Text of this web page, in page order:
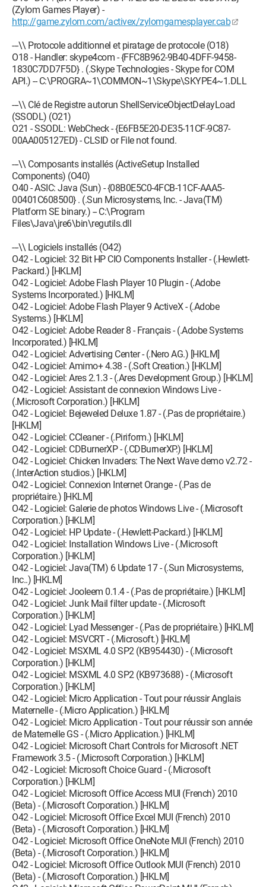
(Zylom Games Player) -
http://game.zylom.com/activex/zylomgamesplayer.cab
---\\ Protocole additionnel et piratage de protocole (O18)
O18 - Handler: skype4com - {FFC8B962-9B40-4DFF-9458-
1830C7DD7F5D} . (.Skype Technologies - Skype for COM
API.) -- C:\PROGRA~1\COMMON~1\Skype\SKYPE4~1.DLL
---\\ Clé de Registre autorun ShellServiceObjectDelayLoad
(SSODL) (O21)
O21 - SSODL: WebCheck - {E6FB5E20-DE35-11CF-9C87-
00AA005127ED} - CLSID or File not found.
---\\ Composants installés (ActiveSetup Installed
Components) (O40)
O40 - ASIC: Java (Sun) - {08B0E5C0-4FCB-11CF-AAA5-
00401C608500} . (.Sun Microsystems, Inc. - Java(TM)
Platform SE binary.) -- C:\Program
Files\Java\jre6\bin\regutils.dll
---\\ Logiciels installés (O42)
O42 - Logiciel: 32 Bit HP CIO Components Installer - (.Hewlett-
Packard.) [HKLM]
O42 - Logiciel: Adobe Flash Player 10 Plugin - (.Adobe
Systems Incorporated.) [HKLM]
O42 - Logiciel: Adobe Flash Player 9 ActiveX - (.Adobe
Systems.) [HKLM]
O42 - Logiciel: Adobe Reader 8 - Français - (.Adobe Systems
Incorporated.) [HKLM]
O42 - Logiciel: Advertising Center - (.Nero AG.) [HKLM]
O42 - Logiciel: Amimo+ 4.38 - (.Soft Creation.) [HKLM]
O42 - Logiciel: Ares 2.1.3 - (.Ares Development Group.) [HKLM]
O42 - Logiciel: Assistant de connexion Windows Live -
(.Microsoft Corporation.) [HKLM]
O42 - Logiciel: Bejeweled Deluxe 1.87 - (.Pas de propriétaire.)
[HKLM]
O42 - Logiciel: CCleaner - (.Piriform.) [HKLM]
O42 - Logiciel: CDBurnerXP - (.CDBurnerXP.) [HKLM]
O42 - Logiciel: Chicken Invaders: The Next Wave demo v2.72 -
(.InterAction studios.) [HKLM]
O42 - Logiciel: Connexion Internet Orange - (.Pas de
propriétaire.) [HKLM]
O42 - Logiciel: Galerie de photos Windows Live - (.Microsoft
Corporation.) [HKLM]
O42 - Logiciel: HP Update - (.Hewlett-Packard.) [HKLM]
O42 - Logiciel: Installation Windows Live - (.Microsoft
Corporation.) [HKLM]
O42 - Logiciel: Java(TM) 6 Update 17 - (.Sun Microsystems,
Inc..) [HKLM]
O42 - Logiciel: Jooleem 0.1.4 - (.Pas de propriétaire.) [HKLM]
O42 - Logiciel: Junk Mail filter update - (.Microsoft
Corporation.) [HKLM]
O42 - Logiciel: Lyad Messenger - (.Pas de propriétaire.) [HKLM]
O42 - Logiciel: MSVCRT - (.Microsoft.) [HKLM]
O42 - Logiciel: MSXML 4.0 SP2 (KB954430) - (.Microsoft
Corporation.) [HKLM]
O42 - Logiciel: MSXML 4.0 SP2 (KB973688) - (.Microsoft
Corporation.) [HKLM]
O42 - Logiciel: Micro Application - Tout pour réussir Anglais
Maternelle - (.Micro Application.) [HKLM]
O42 - Logiciel: Micro Application - Tout pour réussir son année
de Maternelle GS - (.Micro Application.) [HKLM]
O42 - Logiciel: Microsoft Chart Controls for Microsoft .NET
Framework 3.5 - (.Microsoft Corporation.) [HKLM]
O42 - Logiciel: Microsoft Choice Guard - (.Microsoft
Corporation.) [HKLM]
O42 - Logiciel: Microsoft Office Access MUI (French) 2010
(Beta) - (.Microsoft Corporation.) [HKLM]
O42 - Logiciel: Microsoft Office Excel MUI (French) 2010
(Beta) - (.Microsoft Corporation.) [HKLM]
O42 - Logiciel: Microsoft Office OneNote MUI (French) 2010
(Beta) - (.Microsoft Corporation.) [HKLM]
O42 - Logiciel: Microsoft Office Outlook MUI (French) 2010
(Beta) - (.Microsoft Corporation.) [HKLM]